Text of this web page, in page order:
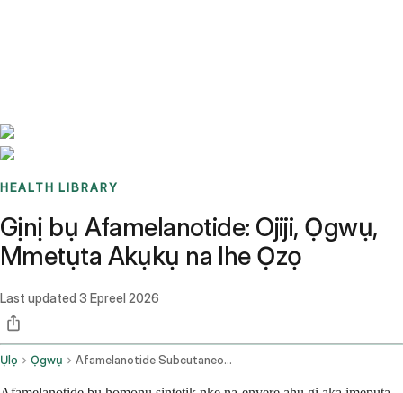
HEALTH LIBRARY
Gịnị bụ Afamelanotide: Ojiji, Ọgwụ,
Mmetụta Akụkụ na Ihe Ọzọ
Last updated 3 Epreel 2026
Ụlọ Ọgwụ Afamelanotide Subcutaneous Route